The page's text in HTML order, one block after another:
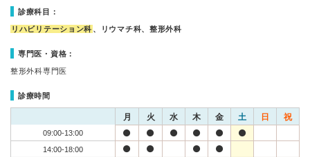
診療科目：
リハビリテーション科 、リウマチ科、整形外科
専門医・資格：
整形外科専門医
診療時間
月 火 水 木 金 土 日 祝
09:00-13:00
14:00-18:00